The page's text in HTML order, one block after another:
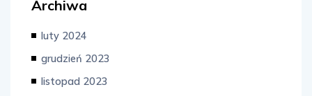
Archiwa
luty 2024
grudzień 2023
listopad 2023